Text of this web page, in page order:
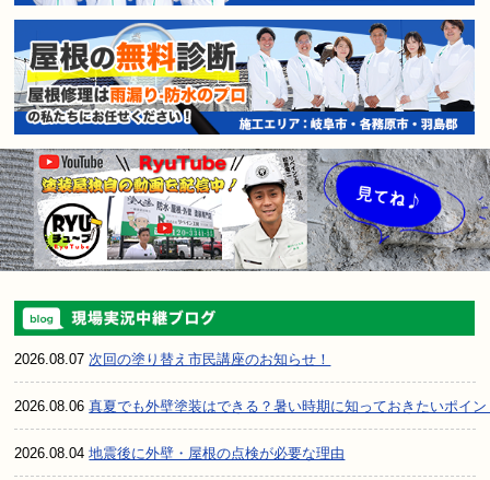
2026.08.07次回の塗り替え市民講座のお知らせ！
2026.08.06真夏でも外壁塗装はできる？暑い時期に知っておきたいポイン
2026.08.04地震後に外壁・屋根の点検が必要な理由